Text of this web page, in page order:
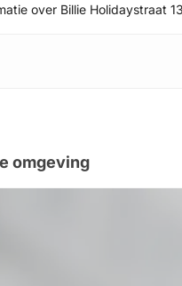
over Billie Holidaystraat
omgeving